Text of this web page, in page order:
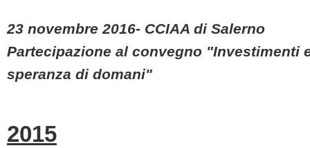
23 novembre 2016- CCIAA di Salerno
Partecipazione al convegno "Investimenti
speranza di domani"
2015